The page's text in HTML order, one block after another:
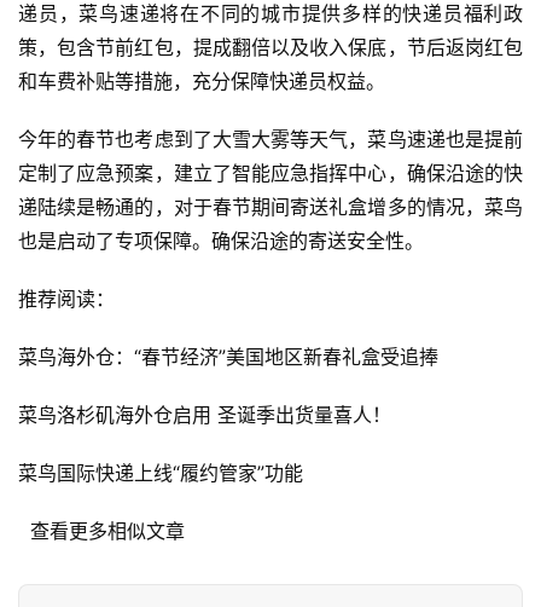
首
自
媒
体
G
递员，菜鸟速递将在不同的城市提供多样的快递员福利政
策，包含节前红包，提成翻倍以及收入保底，节后返岗红包
和车费补贴等措施，充分保障快递员权益。
今年的春节也考虑到了大雪大雾等天气，菜鸟速递也是提前
定制了应急预案，建立了智能应急指挥中心，确保沿途的快
递陆续是畅通的，对于春节期间寄送礼盒增多的情况，菜鸟
也是启动了专项保障。确保沿途的寄送安全性。
推荐阅读：
菜鸟海外仓：“春节经济”美国地区新春礼盒受追捧
菜鸟洛杉矶海外仓启用 圣诞季出货量喜人！
菜鸟国际快递上线“履约管家”功能
  查看更多相似文章